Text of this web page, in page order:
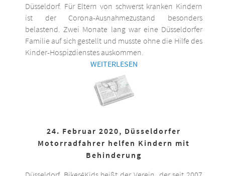
Düsseldorf. Für Eltern von schwerst kranken Kindern
ist der Corona-Ausnahmezustand besonders
belastend. Zwei Monate lang war eine Düsseldorfer
Familie auf sich gestellt und musste ohne die Hilfe des
Kinder-Hospizdienstes auskommen.
WEITERLESEN
24. Februar 2020, Düsseldorfer
Motorradfahrer helfen Kindern mit
Behinderung